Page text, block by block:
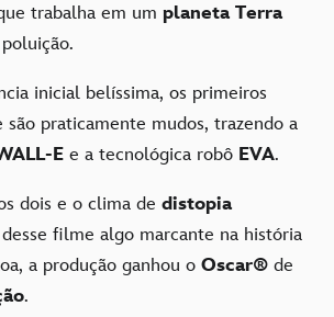
trabalha em um planeta Terra
inicial belíssima, os primeiros
praticamente mudos, trazendo a
E e a tecnológica robô EVA.
dois e o clima de distopia
filme algo marcante na história
a produção ganhou o Oscar® de
.